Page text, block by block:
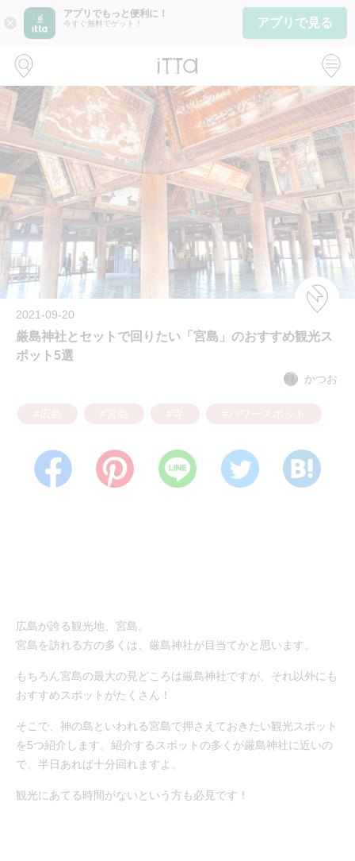
close
アプリでもっと便利に！
今すぐ無料でゲット！ アプリで見る
2021-09-20
厳島神社とセットで回りたい「宮島」のおすすめ観光ス
ポット5選
かつお
広島が誇る観光地、宮島。
宮島を訪れる方の多くは、厳島神社が目当てかと思います。
もちろん宮島の最大の見どころは厳島神社ですが、それ以外にも
おすすめスポットがたくさん！
そこで、神の島といわれる宮島で押さえておきたい観光スポット
を5つ紹介します。紹介するスポットの多くが厳島神社に近いの
で、半日あれば十分回れますよ。
観光にあてる時間がないという方も必見です！